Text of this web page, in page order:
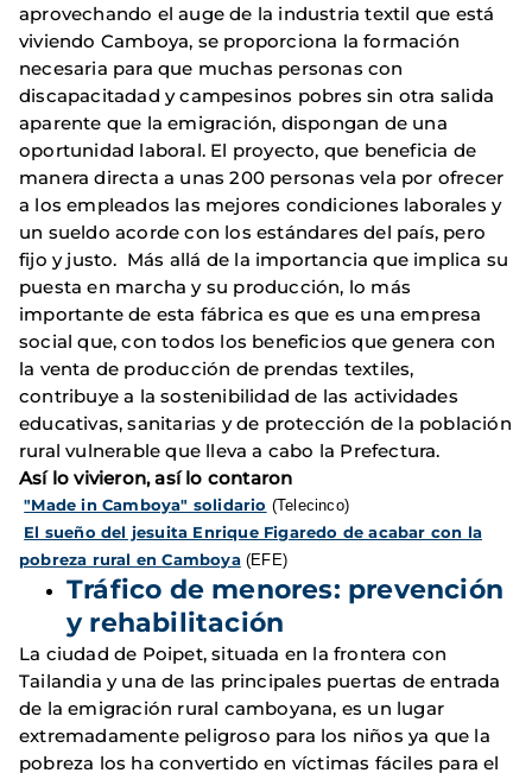
aprovechando el auge de la industria textil que está
viviendo Camboya, se proporciona la formación
necesaria para que muchas personas con
discapacitadad y campesinos pobres sin otra salida
aparente que la emigración, dispongan de una
oportunidad laboral. El proyecto, que beneficia de
manera directa a unas 200 personas vela por ofrecer
a los empleados las mejores condiciones laborales y
un sueldo acorde con los estándares del país, pero
fijo y justo. Más allá de la importancia que implica su
puesta en marcha y su producción, lo más
importante de esta fábrica es que es una empresa
social que, con todos los beneficios que genera con
la venta de producción de prendas textiles,
contribuye a la sostenibilidad de las actividades
educativas, sanitarias y de protección de la población
rural vulnerable que lleva a cabo la Prefectura.
Así lo vivieron, así lo contaron
"Made in Camboya" solidario (Telecinco)
El sueño del jesuita Enrique Figaredo de acabar con la
pobreza rural en Camboya(EFE)
Tráfico de menores: prevención
y rehabilitación
La ciudad de Poipet, situada en la frontera con
Tailandia y una de las principales puertas de entrada
de la emigración rural camboyana, es un lugar
extremadamente peligroso para los niños ya que la
pobreza los ha convertido en víctimas fáciles para el